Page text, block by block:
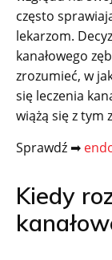
często
lekarzom.
kanałowego
zrozumieć, w
się leczenia
wiążą się z tym
Sprawdź ➡
Kiedy